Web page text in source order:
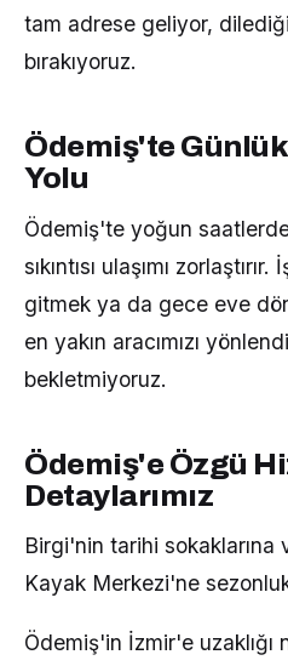
tam adrese geliyor,
bırakıyoruz.
Ödemiş'te Günlük
Yolu
Ödemiş'te yoğun
sıkıntısı ulaşımı
gitmek ya da gece eve
en yakın aracımızı
bekletmiyoruz.
Ödemiş'e Özgü
Detaylarımız
Birgi'nin tarihi sokaklarına
Kayak Merkezi'ne
Ödemiş'in İzmir'e